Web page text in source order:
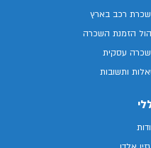
רכב בארץ
הזמנת השכרה
עסקית
ותשובות